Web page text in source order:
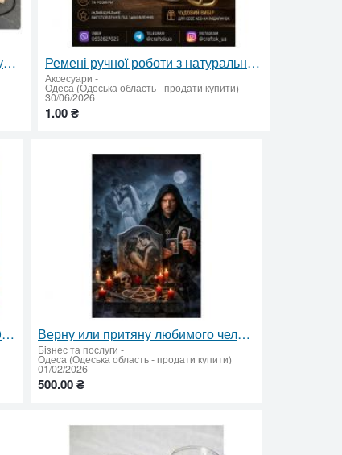
Дерев’яні сходинки та комплектуючі від виробника DrevoStair Ремені ручної роботи з натуральної шкіри
Аксесуари -
Одеса (Одеська область - продати купити)
30/06/2026
1.00 ₴
Кредит от частного лица до 1000000 грн без залога Верну или притяну любимого человека
Бiзнес та послуги -
Одеса (Одеська область - продати купити)
01/02/2026
500.00 ₴